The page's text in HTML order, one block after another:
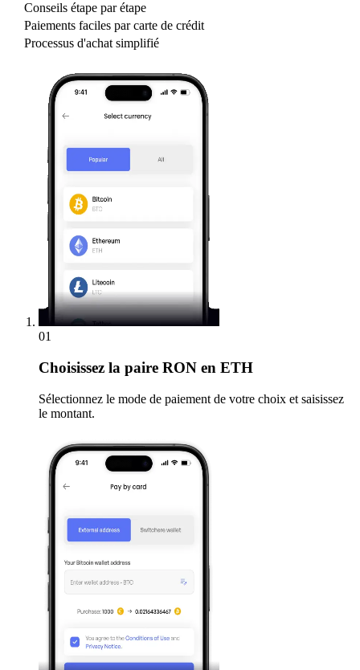
Conseils étape par étape
Paiements faciles par carte de crédit
Processus d'achat simplifié
01
Choisissez la paire RON en ETH
Sélectionnez le mode de paiement de votre choix et saisissez
le montant.